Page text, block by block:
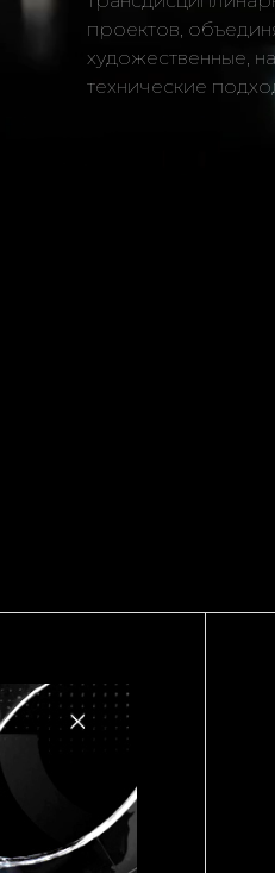
технические подходы